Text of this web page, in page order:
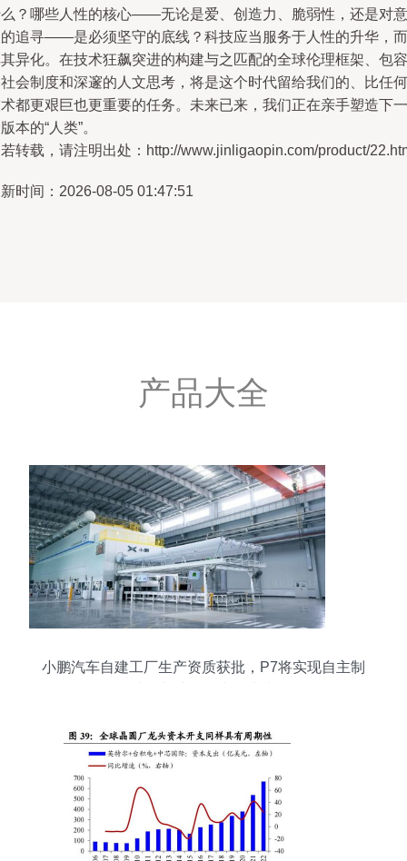
？哪些人性的核心——无论是爱、创造力、脆弱性，还是对意
追寻——是必须坚守的底线？科技应当服务于人性的升华，而
异化。在技术狂飙突进的构建与之匹配的全球伦理框架、包容
会制度和深邃的人文思考，将是这个时代留给我们的、比任何
都更艰巨也更重要的任务。未来已来，我们正在亲手塑造下一
本的“人类”。
转载，请注明出处：http://www.jinligaopin.com/product/
时间：2026-08-05 01:47:51
产品大全
小鹏汽车自建工厂生产资质获批，P7将实现自主制